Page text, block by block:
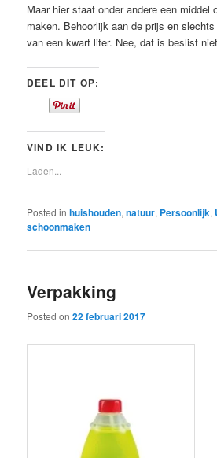
Maar hier staat onder andere een middel
maken. Behoorlijk aan de prijs en
van een kwart liter. Nee, dat is beslist
DEEL DIT OP:
VIND IK LEUK:
Laden...
Posted in huishouden,natuur, Persoonlijk,
schoonmaken
Verpakking
Posted on22 februari 2017